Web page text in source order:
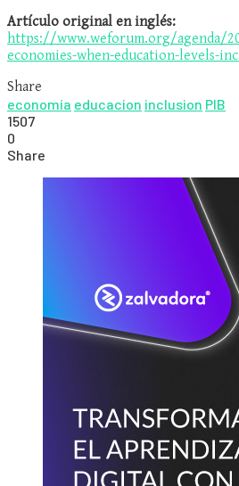
Artículo original en inglés:
https://www.weforum.org/agenda/
economies-when-education-levels-
Share
economía educacion inclusion PIB
1507
0
Share